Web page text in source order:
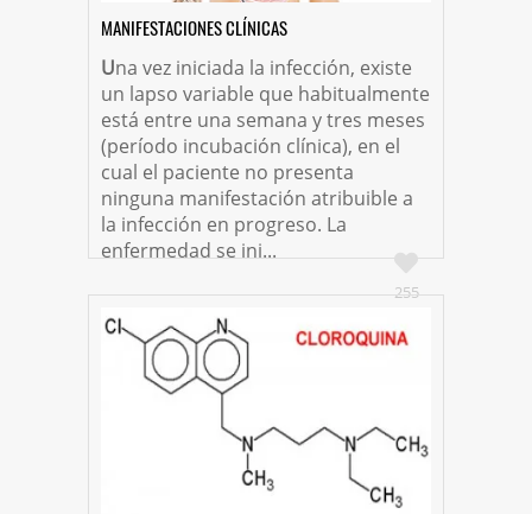
MANIFESTACIONES CLÍNICAS
Una vez iniciada la infección, existe
un lapso variable que habitualmente
está entre una semana y tres meses
(período incubación clínica), en el
cual el paciente no presenta
ninguna manifestación atribuible a
la infección en progreso. La
enfermedad se ini...
255